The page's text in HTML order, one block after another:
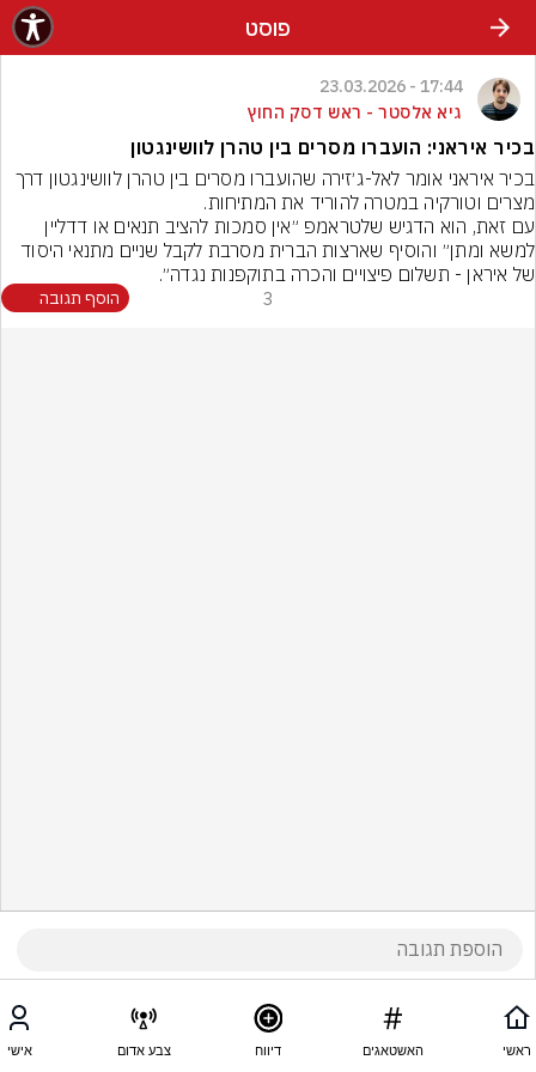
פוסט
17:44 - 23.03.2026
גיא אלסטר - ראש דסק החוץ
בכיר איראני: הועברו מסרים בין טהרן לוושינגטון
מצרים וטורקיה במטרה להוריד את המתיחות.
למשא ומתן״ והוסיף שארצות הברית מסרבת לקבל שניים מתנאי היסוד
של איראן - תשלום פיצויים והכרה בתוקפנות נגדה״.
3 הוסף תגובה
ראשי האשטאגים דיווח צבע אדום אישי